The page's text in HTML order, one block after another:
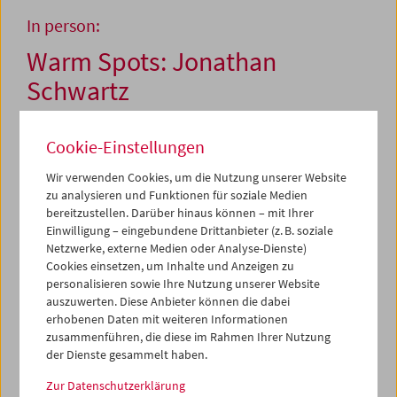
In person:
Warm Spots: Jonathan
Schwartz
8. und 9. April 2015
Wasser und Licht sind nicht zufällig dominante Motive im
Werk des 1973 in New York geborenen Jonathan
Schwartz, denn sie betonen, wie der Filmemacher mit den
Mitteln des 16mm-Films verfährt: elementar. Schwartz
macht die Welt anhand ihrer kleinsten Gesten und
Vibrationen sichtbar und verleiht ihr damit
ungewöhnliche, manchmal beunruhigend flüchtige
Präsenz. Zugleich wird etwas Anderes sichtbar, eine
Kernfunktion des analogen Mediums: die Zerlegung und
Neuzusammensetzung von Bewegung. In diesen Filmen
geraten Blumengrafiken zu Feuerwerken
Cookie-Einstellungen
Wir verwenden Cookies, um die Nutzung unserer Website
zu analysieren und Funktionen für soziale Medien
bereitzustellen. Darüber hinaus können – mit Ihrer
Einwilligung – eingebundene Drittanbieter (z. B. soziale
Netzwerke, externe Medien oder Analyse-Dienste)
Cookies einsetzen, um Inhalte und Anzeigen zu
personalisieren sowie Ihre Nutzung unserer Website
auszuwerten. Diese Anbieter können die dabei
erhobenen Daten mit weiteren Informationen
zusammenführen, die diese im Rahmen Ihrer Nutzung
der Dienste gesammelt haben.
Zur Datenschutzerklärung